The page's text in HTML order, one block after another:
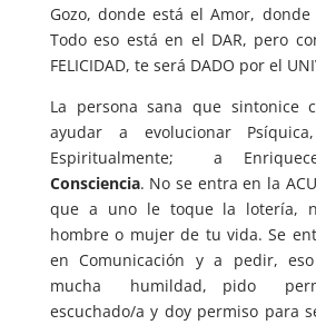
Gozo, donde está el Amor, donde
Todo eso está en el DAR, pero
FELICIDAD, te será DADO por el
La persona sana que sintonice
ayudar a evolucionar
Espiritualmente; a
Consciencia. No se entra en la
que a uno le toque la lotería,
hombre o mujer de tu vida. Se
en Comunicación y a pedir,
mucha humildad, pido
escuchado/a y doy permiso para